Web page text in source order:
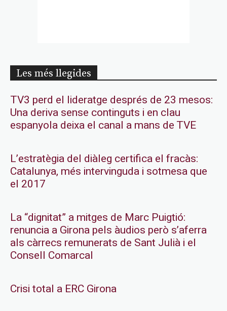
Les més llegides
TV3 perd el lideratge després de 23 mesos:
Una deriva sense continguts i en clau
espanyola deixa el canal a mans de TVE
L’estratègia del diàleg certifica el fracàs:
Catalunya, més intervinguda i sotmesa que
el 2017
La “dignitat” a mitges de Marc Puigtió:
renuncia a Girona pels àudios però s’aferra
als càrrecs remunerats de Sant Julià i el
Consell Comarcal
Crisi total a ERC Girona